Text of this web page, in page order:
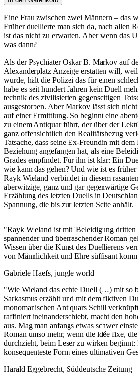
Eine Frau zwischen zwei Männern – das
Früher duellierte man sich da, nach allen
ist das nicht zu erwarten. Aber wenn das
was dann?
Als der Psychiater Oskar B. Markov auf
Alexanderplatz Anzeige erstatten will,
wurde, hält die Polizei das für einen
habe es seit hundert Jahren kein Duell
technik des zivilisierten gegenseitigen
ausgestorben. Aber Markov lässt sich
auf einer Ermittlung. So beginnt eine
zu einem Antiquar führt, der über der
ganz offensichtlich den Realitätsbezug
Tatsache, dass seine Ex-Freundin mit dem
Beziehung angefangen hat, als eine
Grades empfindet. Für ihn ist klar: Ein
wie kann das gehen? Und wie ist es früher
Rayk Wieland verbindet in diesem
aberwitzige, ganz und gar gegenwärtige
Erzählung des letzten Duells in
Spannung, die bis zur letzten Seite anhält.
"Rayk Wieland ist mit 'Beleidigung dritten
spannender und überraschender Roman
Wissen über die Kunst des Duellierens
von Männlichkeit und Ehre süffisant
Gabriele Haefs, jungle world
"Wie Wieland das echte Duell (…) mit so
Sarkasmus erzählt und mit dem fiktiven
monomanischen Antiquars Schill
raffiniert ineinanderschiebt, macht den
aus. Mag man anfangs etwas schwer
Roman umso mehr, wenn die idée fixe,
durchzieht, beim Leser zu wirken beginnt:
konsequenteste Form eines ultimativen
Harald Eggebrecht, Süddeutsche Zeitung